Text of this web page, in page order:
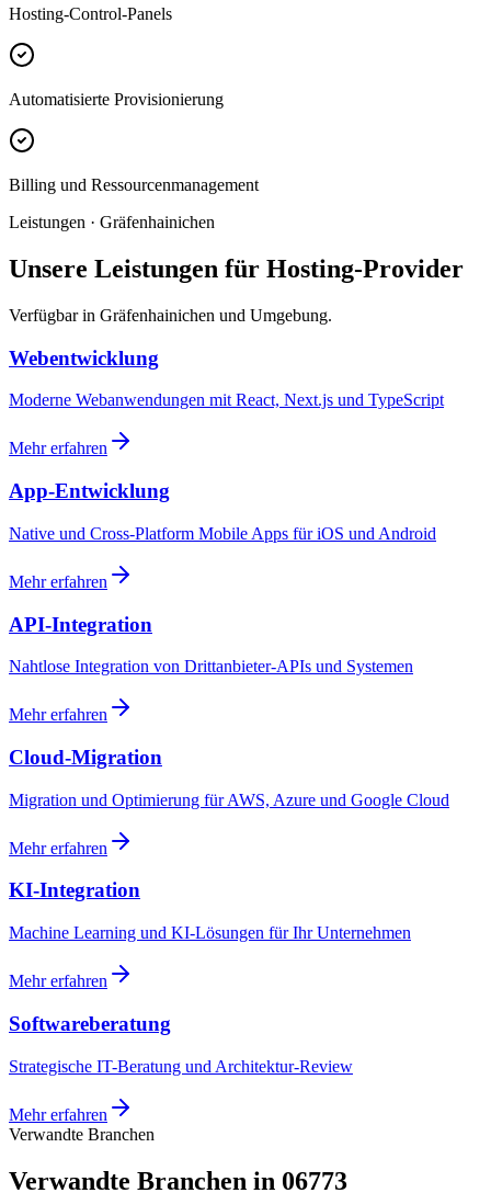
Hosting-Control-Panels
Automatisierte Provisionierung
Billing und Ressourcenmanagement
Leistungen · Gräfenhainichen
Unsere Leistungen für Hosting-Provider
Verfügbar in Gräfenhainichen und Umgebung.
Webentwicklung
Moderne Webanwendungen mit React, Next.js und TypeScript
Mehr erfahren
App-Entwicklung
Native und Cross-Platform Mobile Apps für iOS und Android
Mehr erfahren
API-Integration
Nahtlose Integration von Drittanbieter-APIs und Systemen
Mehr erfahren
Cloud-Migration
Migration und Optimierung für AWS, Azure und Google Cloud
Mehr erfahren
KI-Integration
Machine Learning und KI-Lösungen für Ihr Unternehmen
Mehr erfahren
Softwareberatung
Strategische IT-Beratung und Architektur-Review
Mehr erfahren
Verwandte Branchen
Verwandte Branchen in 06773